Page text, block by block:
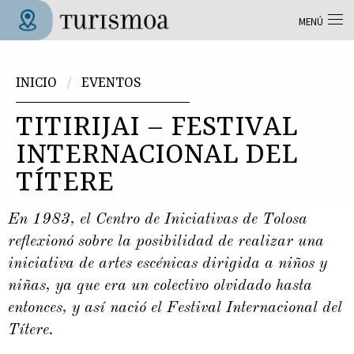
Pasar al contenido principal
INICIO
EVENTOS
TITIRIJAI – FESTIVAL
INTERNACIONAL DEL
TÍTERE
En 1983, el Centro de Iniciativas de Tolosa
reflexionó sobre la posibilidad de realizar una
iniciativa de artes escénicas dirigida a niños y
niñas, ya que era un colectivo olvidado hasta
entonces, y así nació el Festival Internacional del
Títere.
MENÚ